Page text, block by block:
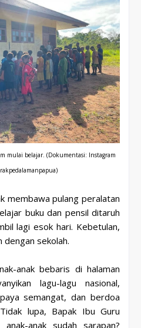
mulai belajar. (Dokumentasi: Instagram
membawa pulang peralatan
buku dan pensil ditaruh
lagi esok hari. Kebetulan,
sekolah.
anak bebaris di halaman
lagu-lagu nasional,
semangat, dan berdoa
lupa, Bapak Ibu Guru
anak sudah sarapan?